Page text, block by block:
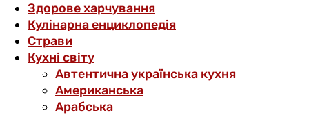
Здорове харчування
Кулінарна енциклопедія
Страви
Кухні світу
Автентична українська кухня
Американська
Арабська